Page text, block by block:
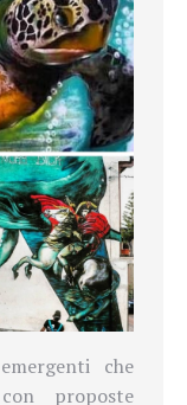
che
proposte